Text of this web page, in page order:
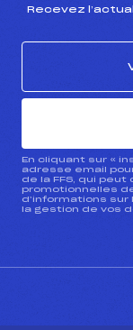
Recevez
En cliquant sur «
adresse email
de la FFS, qui
promotionnelles
d’informations
la gestion de vos